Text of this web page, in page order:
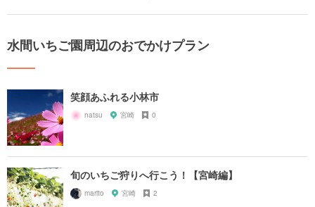
水間いちご園周辺のおでかけプラン
笑顔あふれる小林市
natsu 宮崎 0
旬のいちご狩りへ行こう！【宮崎編】
marito 宮崎 2